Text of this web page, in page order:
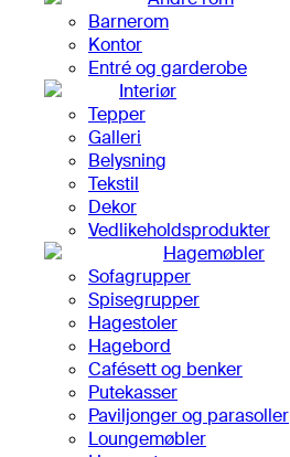
Barnerom
Kontor
Entré og garderobe
Interiør
Tepper
Galleri
Belysning
Tekstil
Dekor
Vedlikeholdsprodukter
Hagemøbler
Sofagrupper
Spisegrupper
Hagestoler
Hagebord
Cafésett og benker
Putekasser
Paviljonger og parasoller
Loungemøbler